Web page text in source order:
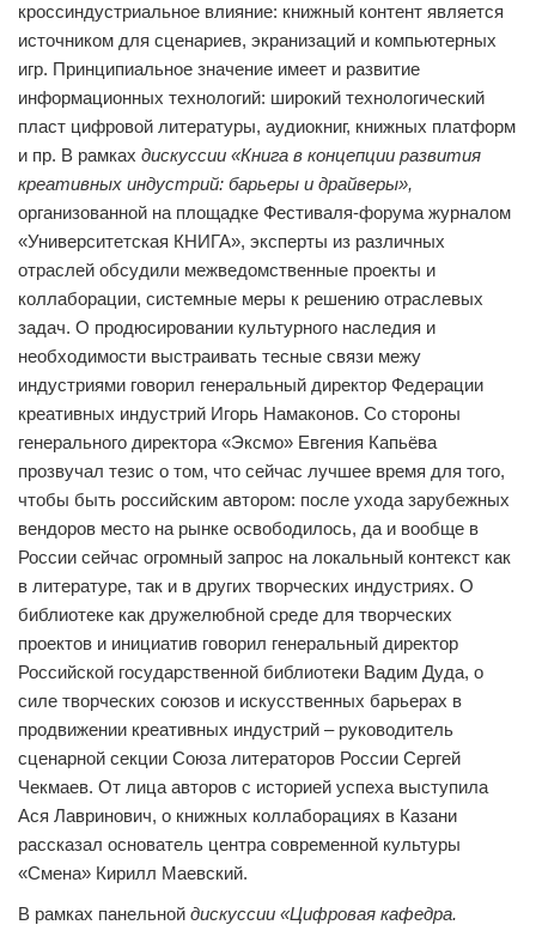
кроссиндустриальное влияние: книжный контент является
источником для сценариев, экранизаций и компьютерных
игр. Принципиальное значение имеет и развитие
информационных технологий: широкий технологический
пласт цифровой литературы, аудиокниг, книжных платформ
и пр. В рамках дискуссии «Книга в концепции развития
креативных индустрий: барьеры и драйверы»,
организованной на площадке Фестиваля-форума журналом
«Университетская КНИГА», эксперты из различных
отраслей обсудили межведомственные проекты и
коллаборации, системные меры к решению отраслевых
задач. О продюсировании культурного наследия и
необходимости выстраивать тесные связи межу
индустриями говорил генеральный директор Федерации
креативных индустрий Игорь Намаконов. Со стороны
генерального директора «Эксмо» Евгения Капьёва
прозвучал тезис о том, что сейчас лучшее время для того,
чтобы быть российским автором: после ухода зарубежных
вендоров место на рынке освободилось, да и вообще в
России сейчас огромный запрос на локальный контекст как
в литературе, так и в других творческих индустриях. О
библиотеке как дружелюбной среде для творческих
проектов и инициатив говорил генеральный директор
Российской государственной библиотеки Вадим Дуда, о
силе творческих союзов и искусственных барьерах в
продвижении креативных индустрий – руководитель
сценарной секции Союза литераторов России Сергей
Чекмаев. От лица авторов с историей успеха выступила
Ася Лавринович, о книжных коллаборациях в Казани
рассказал основатель центра современной культуры
«Смена» Кирилл Маевский.
В рамках панельной дискуссии «Цифровая кафедра.